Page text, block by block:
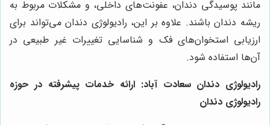
مانند پوسیدگی دندان، عفونت‌های داخلی، و مشکلات مربوط به
ریشه دندان باشند. علاوه بر این، رادیولوژی دندان می‌تواند برای
ارزیابی استخوان‌های فک و شناسایی تغییرات غیر طبیعی در
آن‌ها استفاده شود.
رادیولوژی دندان سعادت آباد: ارائه خدمات پیشرفته در حوزه
رادیولوژی دندان